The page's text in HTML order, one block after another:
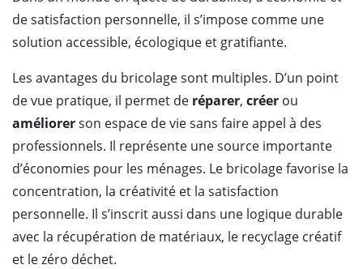
de satisfaction personnelle, il s’impose comme une
solution accessible, écologique et gratifiante.
Les avantages du bricolage sont multiples. D’un point
de vue pratique, il permet de réparer, créer ou
améliorerson espace de vie sans faire appel à des
professionnels. Il représente une source importante
d’économies pour les ménages. Le bricolage favorise la
concentration, la créativité et la satisfaction
personnelle. Il s’inscrit aussi dans une logique durable
avec la récupération de matériaux, le recyclage créatif
et le zéro déchet.